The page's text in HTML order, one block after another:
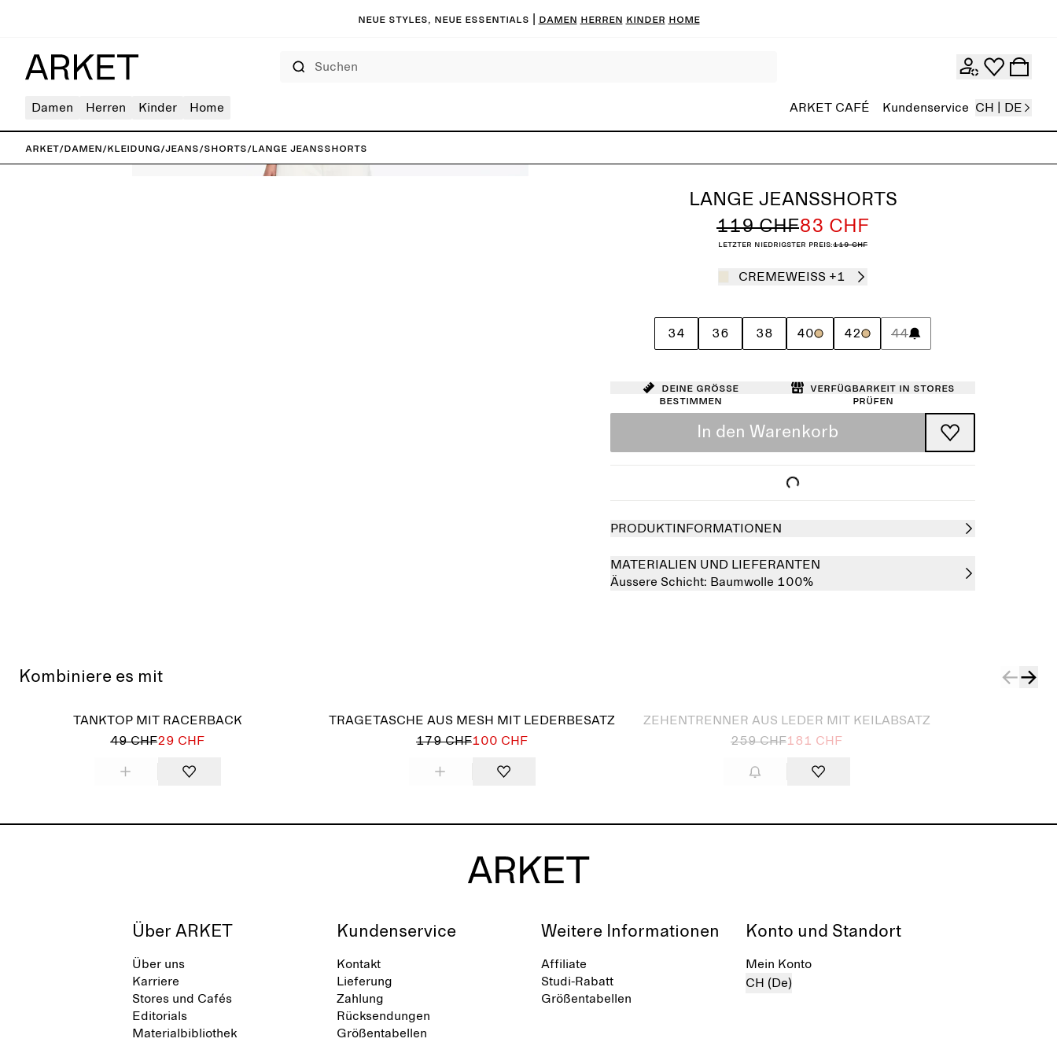
Neue Styles, neue Essentials | DAMEN HERREN KINDER HOME
Damen Herren Kinder Home ARKET CAFÉ Kundenservice CH | DE
ARKET/Damen/Kleidung/Jeans/Shorts/Lange Jeansshorts
LANGE JEANSSHORTS
119 CHF83 CHF
Letzter niedrigster Preis:119 CHF
CREMEWEISS +1
34 36 38 40 42 44
Deine Größe
bestimmen
Verfügbarkeit in Stores
prüfen
In den Warenkorb
PRODUKTINFORMATIONEN
MATERIALIEN UND LIEFERANTEN
Äussere Schicht: Baumwolle 100%
Kombiniere es mit
TANKTOP MIT RACERBACK
49 CHF29 CHF
TRAGETASCHE AUS MESH MIT LEDERBESATZ
179 CHF100 CHF
ZEHENTRENNER AUS LEDER MIT KEILABSATZ
259 CHF181 CHF
Über ARKET
Über uns
Karriere
Stores und Cafés
Editorials
Materialbibliothek
Kundenservice
Kontakt
Lieferung
Zahlung
Rücksendungen
Größentabellen
Weitere Informationen
Affiliate
Studi-Rabatt
Größentabellen
Konto und Standort
Mein Konto
CH (De)